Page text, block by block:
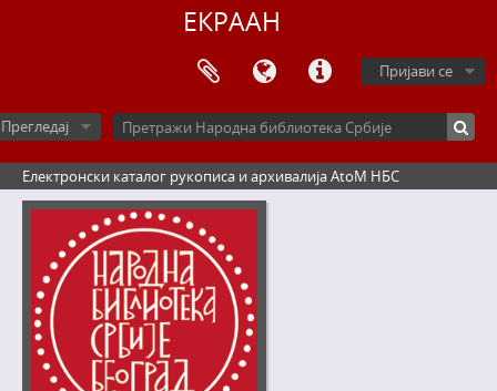
ЕКРААН
Пријави се
Прегледај
Електронски каталог рукописа и архивалија AtoM НБС